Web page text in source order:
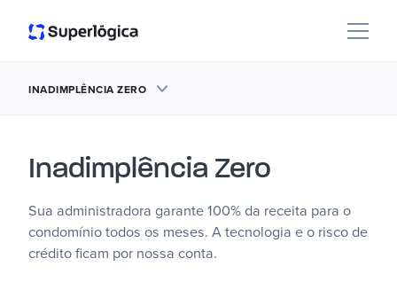
INADIMPLÊNCIA ZERO
Inadimplência Zero
Sua administradora garante 100% da receita para o
condomínio todos os meses. A tecnologia e o risco de
crédito ficam por nossa conta.